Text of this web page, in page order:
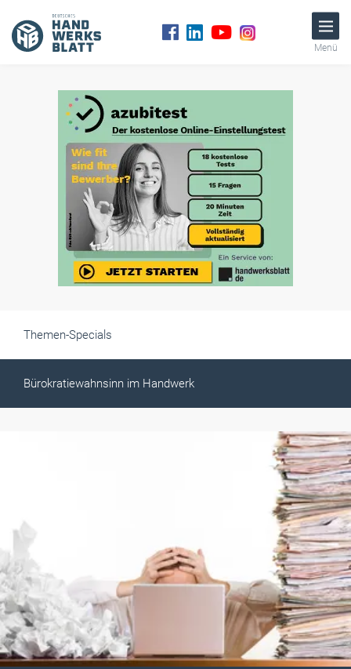
Menü
Themen-Specials
Bürokratiewahnsinn im Handwerk